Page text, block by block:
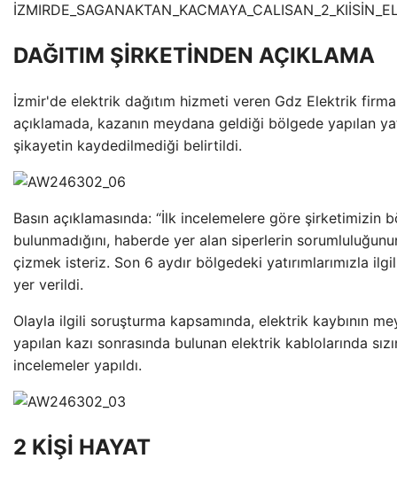
DAĞITIM ŞİRKETİNDEN AÇIKLAMA
İzmir'de elektrik dağıtım hizmeti veren Gdz Elektrik
açıklamada, kazanın meydana geldiği bölgede yapılan
şikayetin kaydedilmediği belirtildi.
Basın açıklamasında: “İlk incelemelere göre şirketimizin
bulunmadığını, haberde yer alan siperlerin
çizmek isteriz. Son 6 aydır bölgedeki yatırımlarımızla
yer verildi.
Olayla ilgili soruşturma kapsamında, elektrik kaybının
yapılan kazı sonrasında bulunan elektrik kablolarında
incelemeler yapıldı.
2 KİŞİ HAYAT